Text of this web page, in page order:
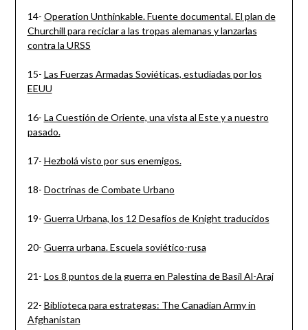
14- Operation Unthinkable. Fuente documental. El plan de
Churchill para reciclar a las tropas alemanas y lanzarlas
contra la URSS
15- Las Fuerzas Armadas Soviéticas, estudiadas por los
EEUU
16- La Cuestión de Oriente, una vista al Este y a nuestro
pasado.
17- Hezbolá visto por sus enemigos.
18- Doctrinas de Combate Urbano
19- Guerra Urbana, los 12 Desafíos de Knight traducidos
20- Guerra urbana. Escuela soviético-rusa
21- Los 8 puntos de la guerra en Palestina de Basil Al-Araj
22- Biblioteca para estrategas: The Canadian Army in
Afghanistan